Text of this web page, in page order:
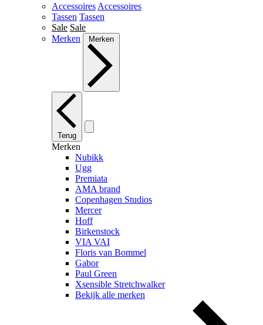
Accessoires Accessoires
Tassen Tassen
Sale Sale
Merken
Merken
Terug
Merken
Nubikk
Ugg
Premiata
AMA brand
Copenhagen Studios
Mercer
Hoff
Birkenstock
VIA VAI
Floris van Bommel
Gabor
Paul Green
Xsensible Stretchwalker
Bekijk alle merken